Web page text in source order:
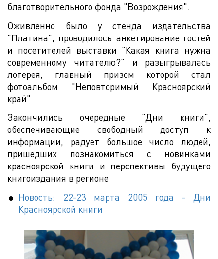
благотворительного фонда "Возрождения".
Оживленно было у стенда издательства
"Платина", проводилось анкетирование гостей
и посетителей выставки "Какая книга нужна
современному читателю?" и разыгрывалась
лотерея, главный призом которой стал
фотоальбом "Неповторимый Красноярский
край"
Закончились очередные "Дни книги",
обеспечивающие свободный доступ к
информации, радует большое число людей,
пришедших познакомиться с новинками
красноярской книги и перспективы будущего
книгоиздания в регионе
Новость: 22-23 марта 2005 года - Дни
Красноярской книги